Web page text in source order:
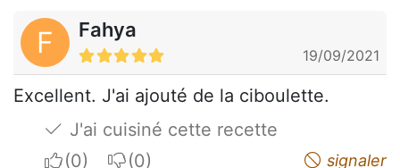
F Fahya
19/09/2021
Excellent. J'ai ajouté de la ciboulette.
J'ai cuisiné cette recette
I apreciateI do not appreciate signaler